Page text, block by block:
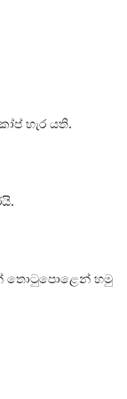
හැර යති.
තොටුපොළෙන් හමු